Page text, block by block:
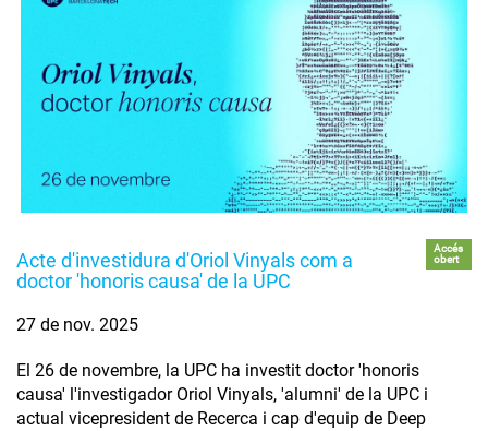
Acte d'investidura d'Oriol Vinyals com a
doctor 'honoris causa' de la UPC
Accés
obert
27 de nov. 2025
El 26 de novembre, la UPC ha investit doctor 'honoris
causa' l'investigador Oriol Vinyals, 'alumni' de la UPC i
actual vicepresident de Recerca i cap d'equip de Deep